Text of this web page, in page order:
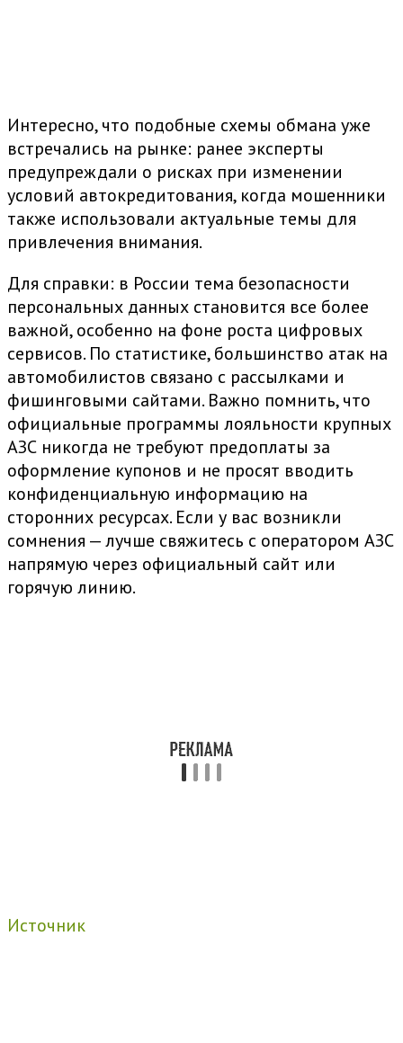
Интересно, что подобные схемы обмана уже
встречались на рынке: ранее эксперты
предупреждали о рисках при изменении
условий автокредитования, когда мошенники
также использовали актуальные темы для
привлечения внимания.
Для справки: в России тема безопасности
персональных данных становится все более
важной, особенно на фоне роста цифровых
сервисов. По статистике, большинство атак на
автомобилистов связано с рассылками и
фишинговыми сайтами. Важно помнить, что
официальные программы лояльности крупных
АЗС никогда не требуют предоплаты за
оформление купонов и не просят вводить
конфиденциальную информацию на
сторонних ресурсах. Если у вас возникли
сомнения — лучше свяжитесь с оператором АЗС
напрямую через официальный сайт или
горячую линию.
Источник